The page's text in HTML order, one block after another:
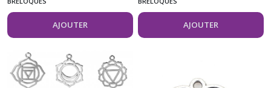
AJOUTER AJOUTER